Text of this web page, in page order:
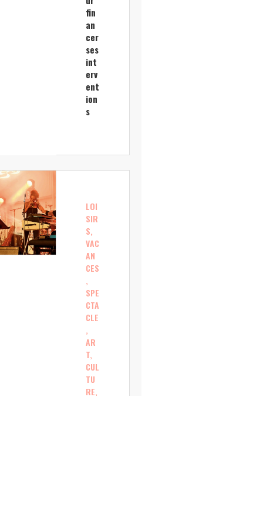
fin
an
cer
ses
int
erv
ent
ion
s
LOI
SIR
S,
VAC
AN
CES
,
SPE
CTA
CLE
,
AR
T,
CUL
TU
RE,